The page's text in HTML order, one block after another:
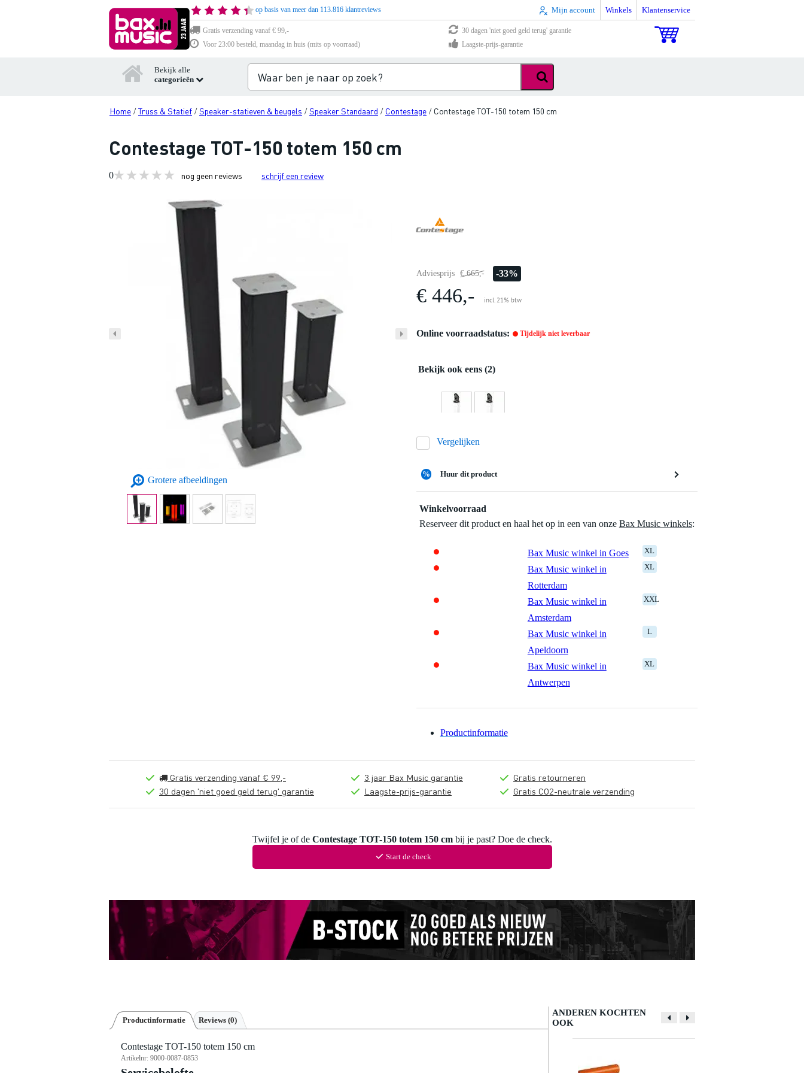
op basis van meer dan 113.816 klantreviews Mijn account Winkels Klantenservice
Gratis verzending vanaf € 99,-
30 dagen 'niet goed geld terug' garantie
Voor 23:00 besteld, maandag in huis (mits op voorraad)
Laagste-prijs-garantie
Bekijk alle
categorieën
Home /Truss & Statief /Speaker-statieven & beugels /Speaker Standaard / Contestage / Contestage TOT-150 totem 150 cm
Contestage TOT-150 totem 150 cm
0 nog geen reviews schrijf een review
Grotere afbeeldingen
Adviesprijs € 665,- -33%
€ 446,- incl. 21% btw
Online voorraadstatus: Tijdelijk niet leverbaar
Bekijk ook eens (2)
Vergelijken
% Huur dit product
Winkelvoorraad
Reserveer dit product en haal het op in een van onze Bax Music winkels:
Bax Music winkel in Goes XL
Bax Music winkel in
Rotterdam
XL
Bax Music winkel in
Amsterdam
XXL
Bax Music winkel in
Apeldoorn
L
Bax Music winkel in
Antwerpen
XL
Productinformatie
Gratis verzending vanaf € 99,-
30 dagen 'niet goed geld terug' garantie
3 jaar Bax Music garantie
Laagste-prijs-garantie
Gratis retourneren
Gratis CO2-neutrale verzending
Twijfel je of de Contestage TOT-150 totem 150 cmbij je past? Doe de check.
Start de check
Productinformatie Reviews (0)
Contestage TOT-150 totem 150 cm
Artikelnr: 9000-0087-0853
ANDEREN KOCHTEN
OOK